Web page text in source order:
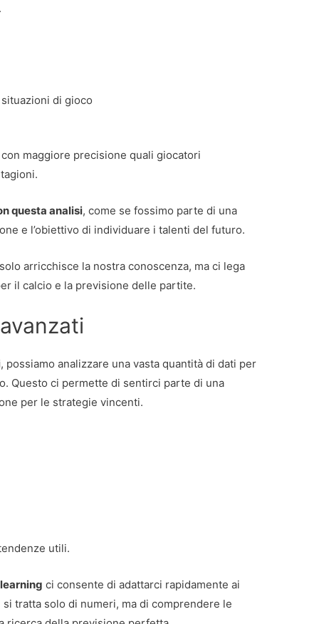
di gioco
maggiore precisione quali giocatori
questa analisi, come se fossimo parte di una
e l’obiettivo di individuare i talenti del futuro.
arricchisce la nostra conoscenza, ma ci lega
il calcio e la previsione delle partite.
, possiamo analizzare una vasta quantità di dati per
Questo ci permette di sentirci parte di una
per le strategie vincenti.
utili.
ci consente di adattarci rapidamente ai
tratta solo di numeri, ma di comprendere le